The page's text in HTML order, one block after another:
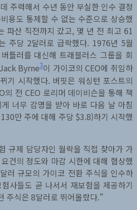
주력해서 수년 동안 부실한 인수 결정
용도 통제할 수 없는 수준으로 상승했
파산 직전까지 갔고, 몇 년 전 최고 61
주당 2달러로 급락했다. 1976년 5월
틀러를 대신해 트래블러스 그룹을 회
Byrne3이 가이코의 CEO에 취임하
기 시작했다. 버핏은 워싱턴 포스트의
의 전 CEO 로리머 데이비슨을 통해 잭
너무 감명을 받아 바로 다음 날 아침
만 주에 대해 주당 $3.8)하기 시작했
규제 담당자인 월락을 직접 찾아가 가
건의 정도와 마감 시한에 대해 협상했
러 규모의 가이코 전환 주식을 인수하
사들도 곧 나서서 재보험을 제공하기
주식은 8달러로 뛰어올랐다.”